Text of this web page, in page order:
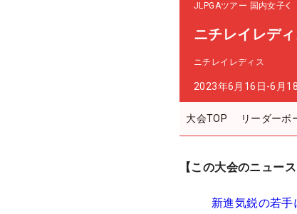
JLPGAツアー 国内女子
ニチレイレデ
ニチレイレディス
2023年6月16日-6月
大会TOP リーダーボ
【この大会のニュース
新進気鋭の若